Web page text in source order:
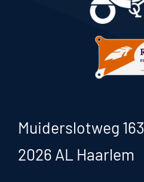
Muiderslotweg 163
2026 AL Haarlem